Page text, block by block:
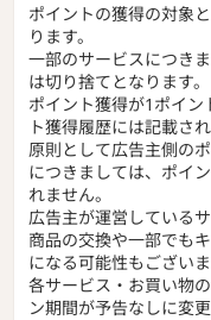
ポイントの獲得の対象
ります。
一部のサービスにつき
は切り捨てとなります。
ポイント獲得が1ポイ
ト獲得履歴には記載され
原則として広告主側の
につきましては、ポイ
れません。
広告主が運営している
商品の交換や一部でも
になる可能性もございま
各サービス・お買い物
ン期間が予告なしに変